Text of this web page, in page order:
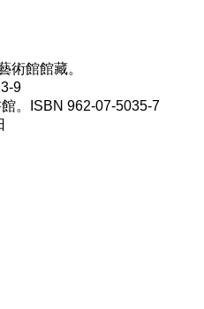
術館館藏。
9
。ISBN 962-07-5035-7